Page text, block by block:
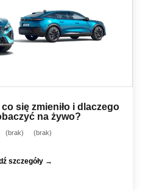
się zmieniło i dlaczego
na żywo?
(brak) (brak)
szczegóły →